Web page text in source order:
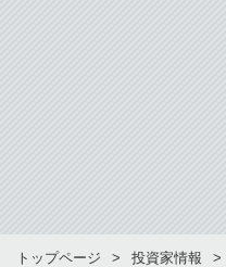
トップページ 投資家情報